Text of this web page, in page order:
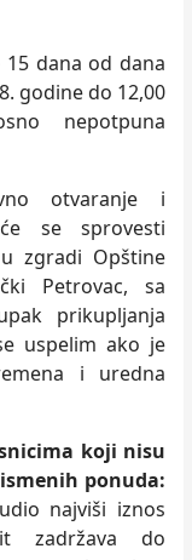
dana od dana
godine do 12,00
nepotpuna
otvaranje i
se sprovesti
zgradi Opštine
Petrovac, sa
prikuplјanja
uspelim ako je
i uredna
koji nisu
ponuda:
najviši iznos
zadržava do